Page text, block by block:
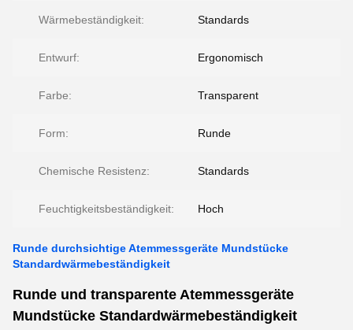
Wärmebeständigkeit: Standards
Entwurf: Ergonomisch
Farbe: Transparent
Form: Runde
Chemische Resistenz: Standards
Feuchtigkeitsbeständigkeit: Hoch
Runde durchsichtige Atemmessgeräte Mundstücke
Standardwärmebeständigkeit
Runde und transparente Atemmessgeräte
Mundstücke Standardwärmebeständigkeit